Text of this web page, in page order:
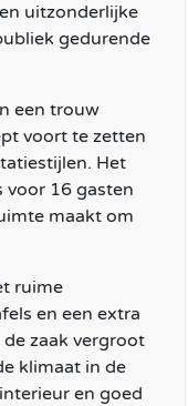
uitzonderlijke
gedurende
een trouw
voort te zetten
Het
voor 16 gasten
maakt om
ruime
en een extra
zaak vergroot
klimaat in de
en goed